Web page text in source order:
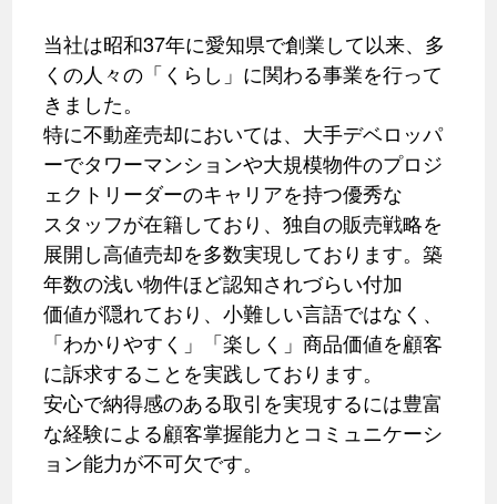
当社は昭和37年に愛知県で創業して以来、多
くの人々の「くらし」に関わる事業を行って
きました。
特に不動産売却においては、大手デベロッパ
ーでタワーマンションや大規模物件のプロジ
ェクトリーダーのキャリアを持つ優秀な
スタッフが在籍しており、独自の販売戦略を
展開し高値売却を多数実現しております。築
年数の浅い物件ほど認知されづらい付加
価値が隠れており、小難しい言語ではなく、
「わかりやすく」「楽しく」商品価値を顧客
に訴求することを実践しております。
安心で納得感のある取引を実現するには豊富
な経験による顧客掌握能力とコミュニケーシ
ョン能力が不可欠です。